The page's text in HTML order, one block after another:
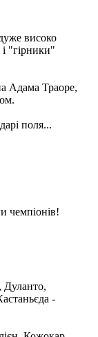
високо
і "гірники"
Адама Траоре,
поля...
чемпіонів!
Дуланто,
-